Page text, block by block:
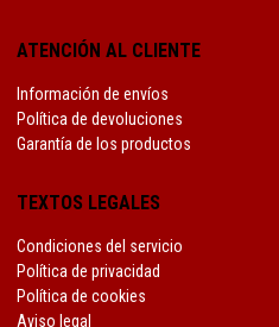
ATENCIÓN AL CLIENTE
Información de envíos
Política de devoluciones
Garantía de los productos
TEXTOS LEGALES
Condiciones del servicio
Política de privacidad
Política de cookies
Aviso legal